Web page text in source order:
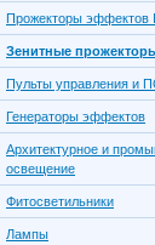
Прожекторы эффектов
Зенитные
Пульты управления и
Генераторы эффектов
Архитектурное и
освещение
Фитосветильники
Лампы